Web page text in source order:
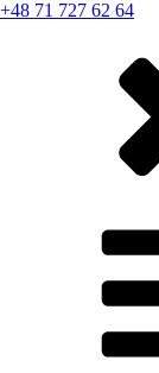
+48 71 727 62 64